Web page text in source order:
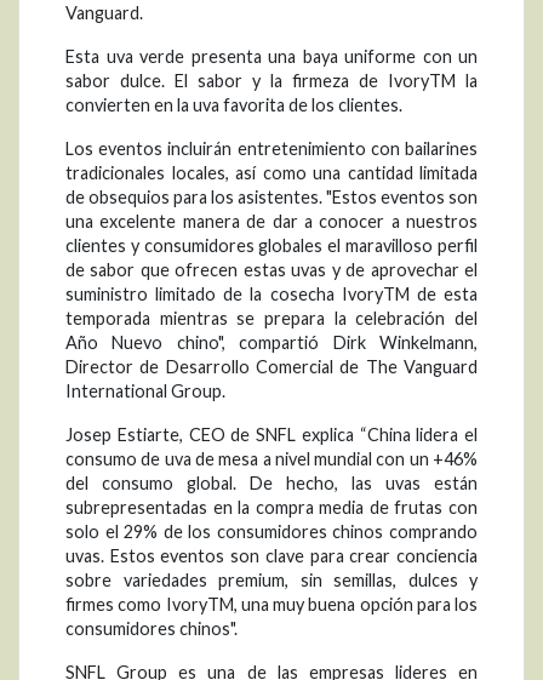
Vanguard.
Esta uva verde presenta una baya uniforme con un
sabor dulce. El sabor y la firmeza de IvoryTM la
convierten en la uva favorita de los clientes.
Los eventos incluirán entretenimiento con bailarines
tradicionales locales, así como una cantidad limitada
de obsequios para los asistentes. "Estos eventos son
una excelente manera de dar a conocer a nuestros
clientes y consumidores globales el maravilloso perfil
de sabor que ofrecen estas uvas y de aprovechar el
suministro limitado de la cosecha IvoryTM de esta
temporada mientras se prepara la celebración del
Año Nuevo chino", compartió Dirk Winkelmann,
Director de Desarrollo Comercial de The Vanguard
International Group.
Josep Estiarte, CEO de SNFL explica “China lidera el
consumo de uva de mesa a nivel mundial con un +46%
del consumo global. De hecho, las uvas están
subrepresentadas en la compra media de frutas con
solo el 29% de los consumidores chinos comprando
uvas. Estos eventos son clave para crear conciencia
sobre variedades premium, sin semillas, dulces y
firmes como IvoryTM, una muy buena opción para los
consumidores chinos".
SNFL Group es una de las empresas lideres en